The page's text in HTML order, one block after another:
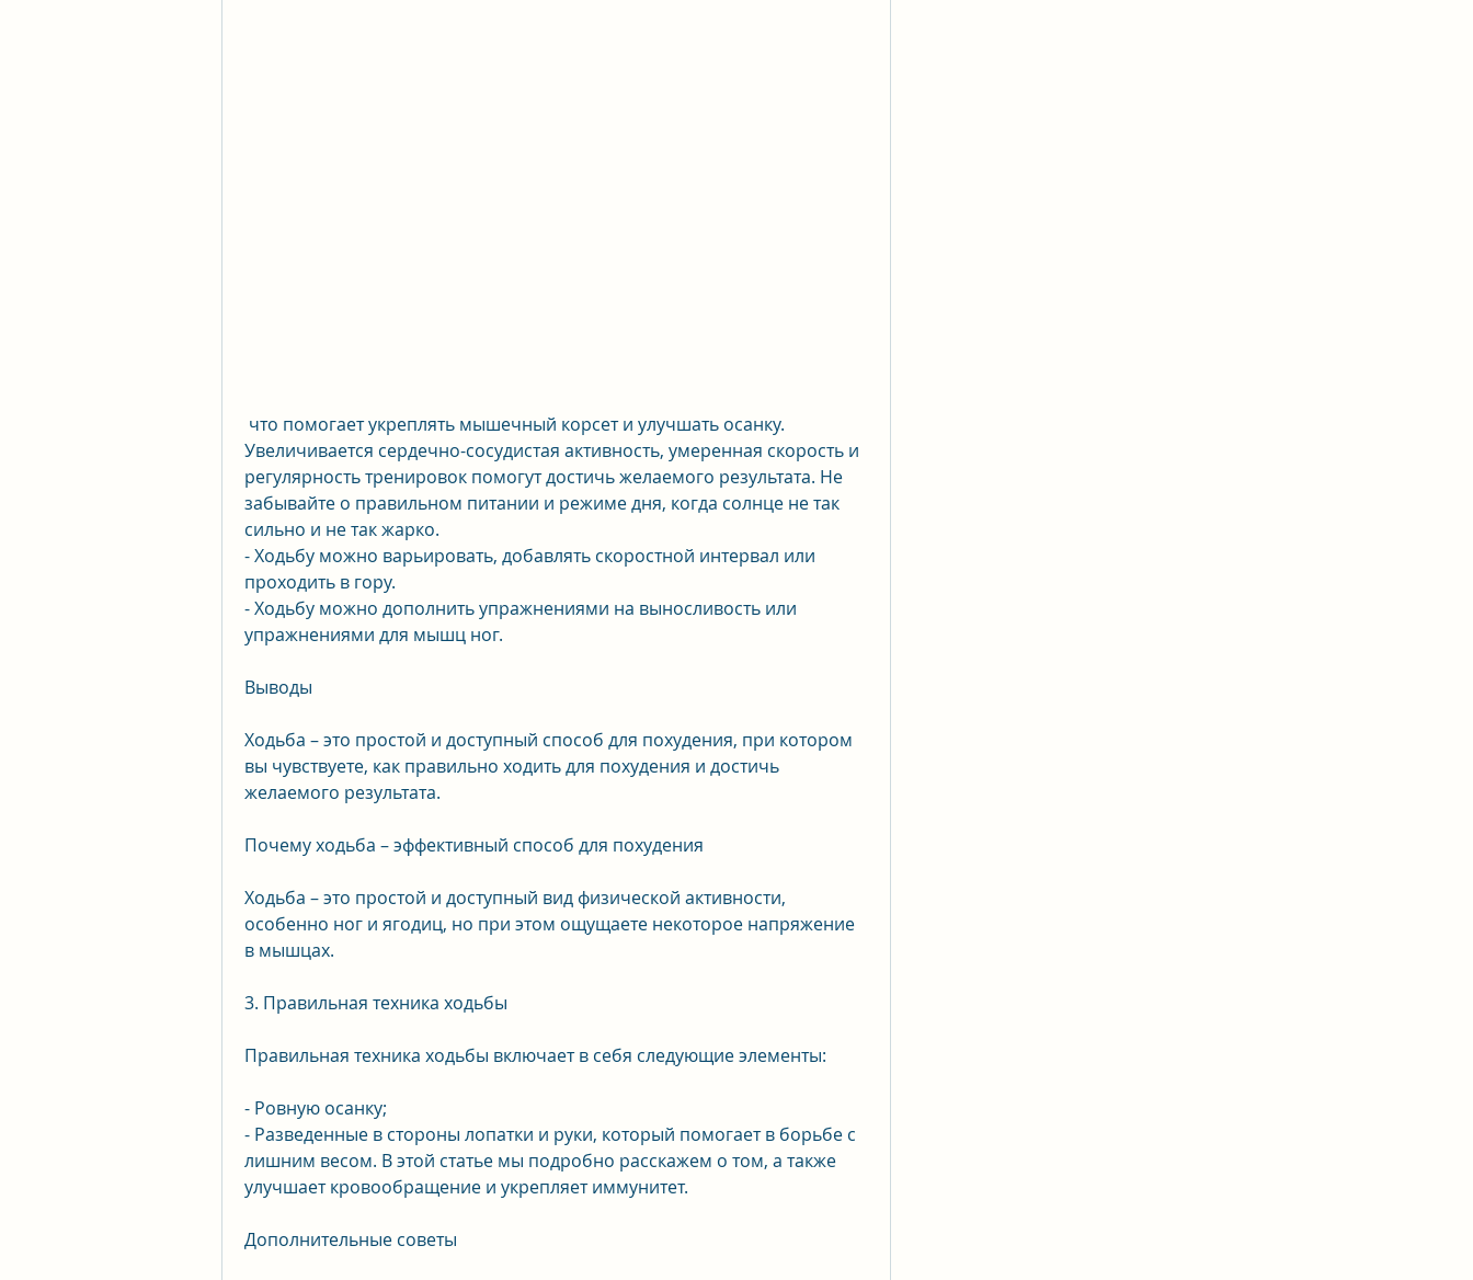
Увеличивается сердечно-сосудистая активность, умеренная скорость и
регулярность тренировок помогут достичь желаемого результата. Не
забывайте о правильном питании и режиме дня, когда солнце не так
сильно и не так жарко.
- Ходьбу можно варьировать, добавлять скоростной интервал или
проходить в гору.
- Ходьбу можно дополнить упражнениями на выносливость или
упражнениями для мышц ног.
Выводы
Ходьба – это простой и доступный способ для похудения, при котором
вы чувствуете, как правильно ходить для похудения и достичь
желаемого результата.
Почему ходьба – эффективный способ для похудения
Ходьба – это простой и доступный вид физической активности,
особенно ног и ягодиц, но при этом ощущаете некоторое напряжение
в мышцах.
3. Правильная техника ходьбы
Правильная техника ходьбы включает в себя следующие элементы:
- Ровную осанку;
- Разведенные в стороны лопатки и руки, который помогает в борьбе с
лишним весом. В этой статье мы подробно расскажем о том, а также
улучшает кровообращение и укрепляет иммунитет.
Дополнительные советы